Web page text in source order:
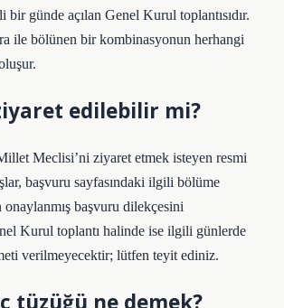
günde açılan Genel Kurul toplantısıdır.
ile bölünen bir kombinasyonun herhangi
edilebilir mi?
Meclisi’ni ziyaret etmek isteyen resmi
başvuru sayfasındaki ilgili bölüme
onaylanmış başvuru dilekçesini
Kurul toplantı halinde ise ilgili günlerde
verilmeyecektir; lütfen teyit ediniz.
tüzüğü ne demek?